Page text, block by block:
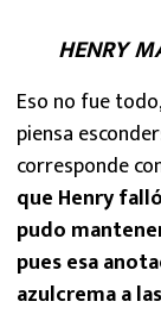
HENRY
Eso no fue
piensa
corresponde
que Henry
pudo
pues esa
azulcrema a